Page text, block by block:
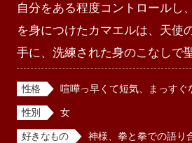
自分をある程度コントロールし
を身につけたカマエルは、天使
手に、洗練された身のこなしで
性格 喧嘩っ早くて短気、まっすぐ
性別 女
好きなもの 神様、拳と拳での語り